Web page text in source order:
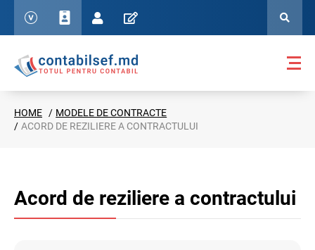
HOME
MODELE DE CONTRACTE
ACORD DE REZILIERE A CONTRACTULUI
Acord de reziliere a contractului